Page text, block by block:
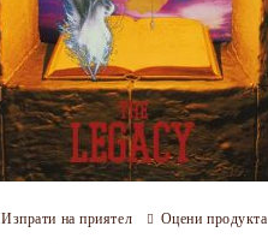
Изпрати на приятел Оцени продукта